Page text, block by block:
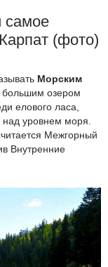
самое
(фото)
Морским
большим озером
елового ласа,
уровнем моря.
Межгорный
Внутренние